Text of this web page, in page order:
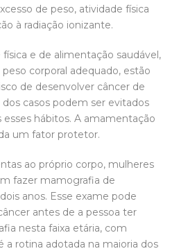
de peso, atividade física
à radiação ionizante.
e de alimentação saudável,
corporal adequado, estão
de desenvolver câncer de
casos podem ser evitados
esses hábitos. A amamentação
um fator protetor.
ao próprio corpo, mulheres
fazer mamografia de
anos. Esse exame pode
antes de a pessoa ter
nesta faixa etária, com
a rotina adotada na maioria dos